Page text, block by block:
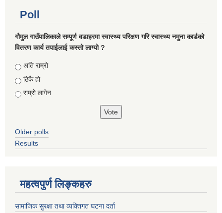
Poll
गौमुल गाउँपालिकाले सम्पूर्ण वडाहरमा स्वास्थ्य परिक्षण गरि स्वास्थ्य नमुना कार्डको
वितरण कार्य तपाईलाई कस्तो लाग्यो ?
Choices
अति राम्रो
ठिकै हो
राम्रो लागेन
Older polls
Results
महत्वपुर्ण लिङ्कहरु
सामाजिक सुरक्षा तथा व्यक्तिगत घटना दर्ता